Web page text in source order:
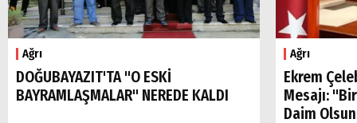
Ağrı
DOĞUBAYAZIT'TA "O ESKİ
BAYRAMLAŞMALAR" NEREDE KALDI
Ağrı
Ekrem
Mesajı:
Daim